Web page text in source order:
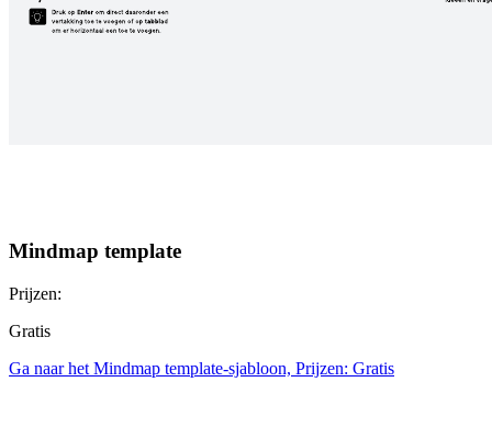
Mindmap template
Prijzen:
Gratis
Ga naar het Mindmap template-sjabloon, Prijzen: Gratis